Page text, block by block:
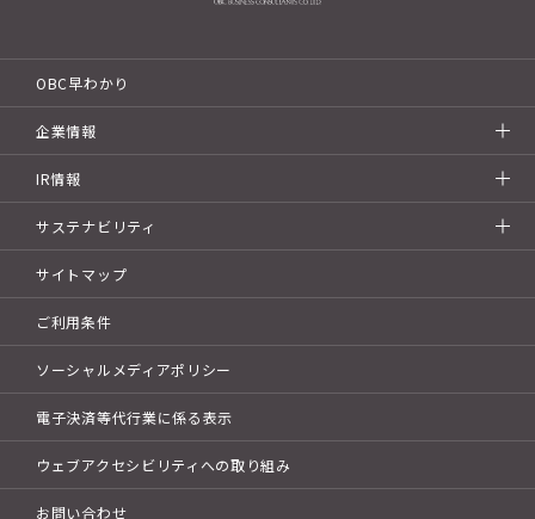
OBC早わかり
企業情報
IR情報
サステナビリティ
サイトマップ
ご利用条件
ソーシャルメディアポリシー
電子決済等代行業に係る表示
ウェブアクセシビリティへの取り組み
お問い合わせ